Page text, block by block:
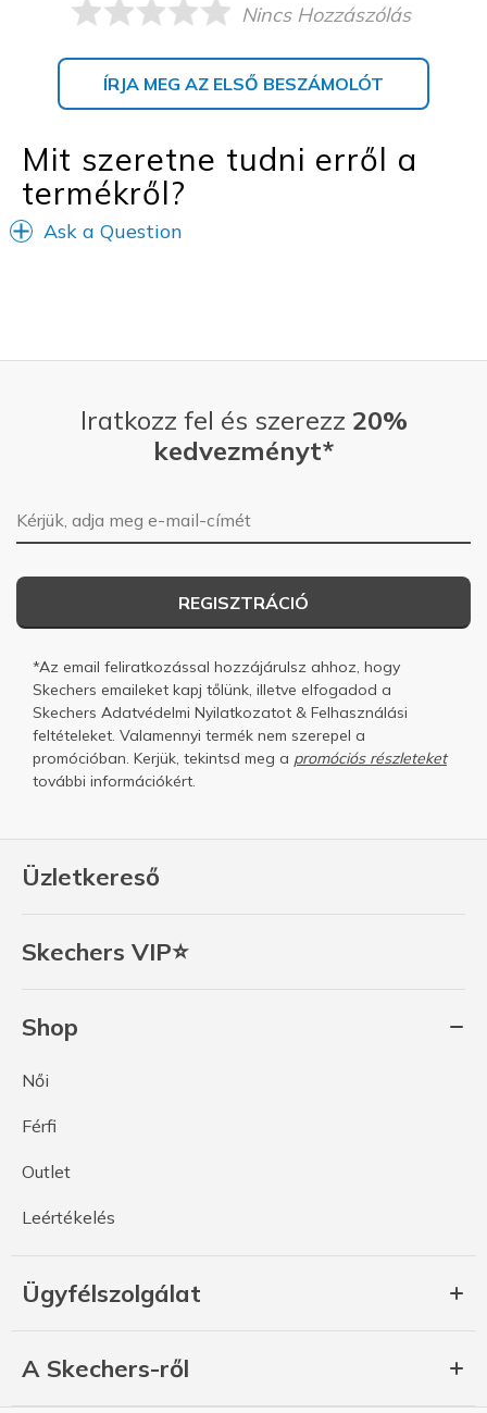
Nincs Hozzászólás
ÍRJA MEG AZ ELSŐ BESZÁMOLÓT
Mit szeretne tudni erről a
termékről?
Ask a Question
Üzletkereső
Skechers VIP⭐
Shop
Női
Férfi
Outlet
Leértékelés
Ügyfélszolgálat
A Skechers-ről
Iratkozz fel és szerezz 20%
kedvezményt*
E-mail-cím
REGISZTRÁCIÓ
*Az email feliratkozással hozzájárulsz ahhoz, hogy
Skechers emaileket kapj tőlünk, illetve elfogadod a
Skechers Adatvédelmi Nyilatkozatot & Felhasználási
feltételeket. Valamennyi termék nem szerepel a
promócióban. Kerjük, tekintsd meg a promóciós részleteket
további információkért.